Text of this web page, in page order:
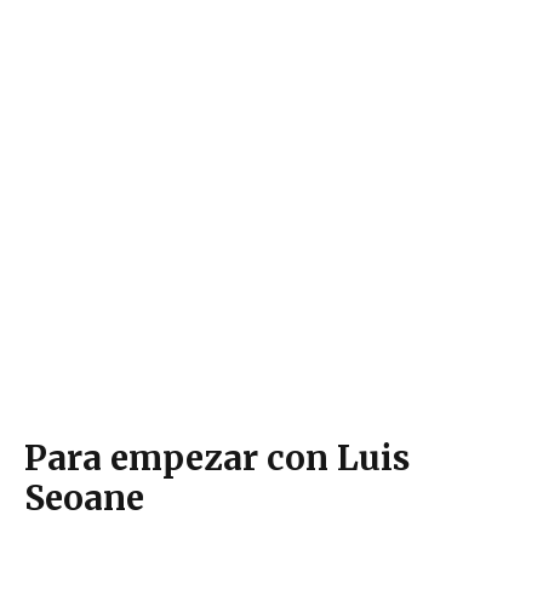
Para empezar con Luis
Seoane